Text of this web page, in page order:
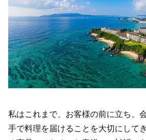
私はこれまで、お客様の前に立ち、
手で料理を届けることを大切にして